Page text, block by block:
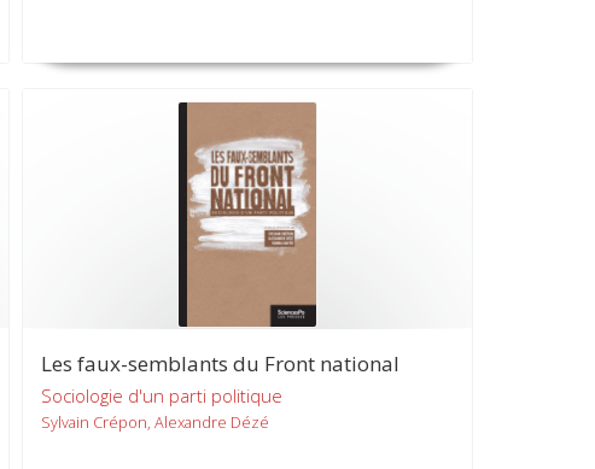
Les faux-semblants du Front national
Sociologie d'un parti politique
Sylvain Crépon, Alexandre Dézé